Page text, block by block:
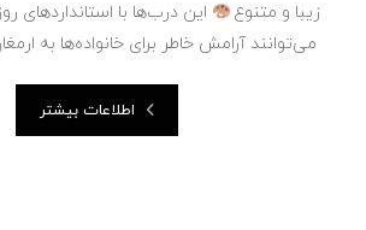
زیبا و متنوع
این درب‌ها با استانداردهای
می‌توانند آرامش خاطر برای خانواده‌ها به
اطلاعات بیشتر